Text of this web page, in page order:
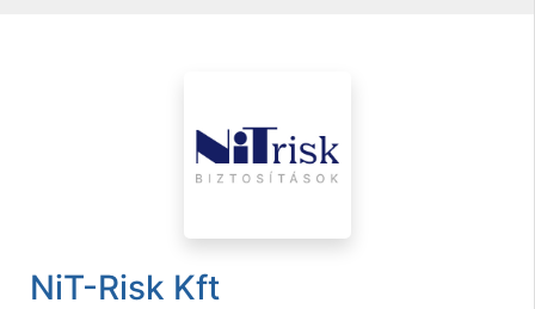
NiT-Risk Kft